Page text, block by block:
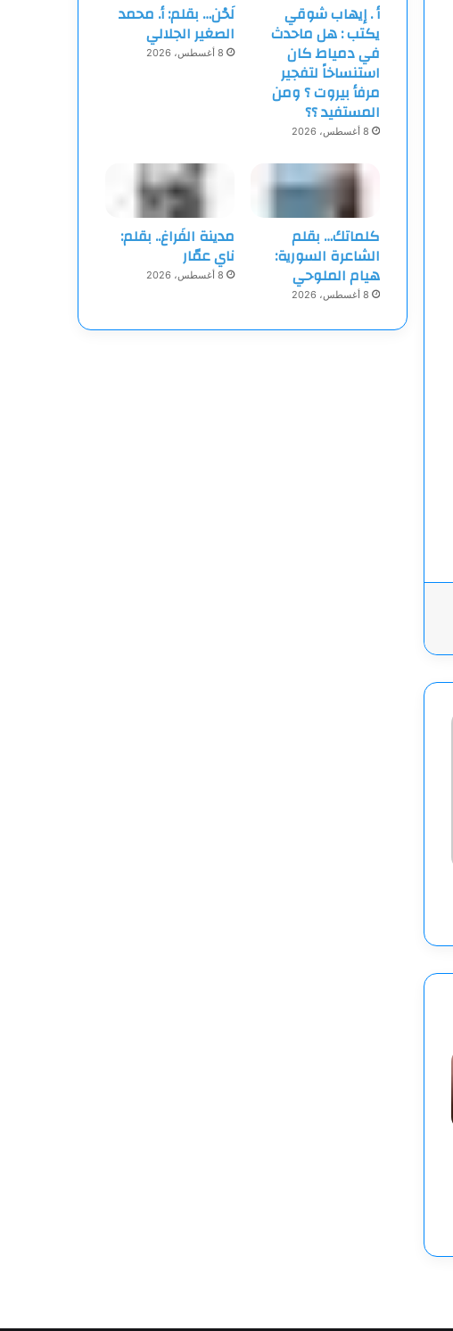
أ . إيهاب شوقي
يكتب : هل ماحدث
في دمياط كان
استنساخاً لتفجير
مرفأ بيروت ؟ ومن
المستفيد ؟؟
8 أغسطس، 2026
لَحْن… بقلم: أ. محمد
الصغير الجلالي
8 أغسطس، 2026
كلماتك… بقلم
الشاعرة السورية:
هيام الملوحي
8 أغسطس، 2026
مدينة الفَراغ.. بقلم:
ناي عمّار
8 أغسطس، 2026